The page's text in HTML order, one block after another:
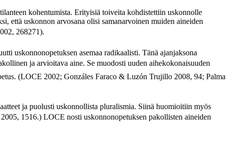
kohentumista. Erityisiä toiveita kohdistettiin uskonnolle
että uskonnon arvosana olisi samanarvoinen muiden aineiden
268271).
uskonnonopetuksen asemaa radikaalisti. Tänä ajanjaksona
ja arvioitava aine. Se muodosti uuden aihekokonaisuuden
(LOCE 2002; Gonzáles Faraco & Luzón Trujillo 2008, 94; Palma
ja puolusti uskonnollista pluralismia. Siinä huomioitiin myös
1516.) LOCE nosti uskonnonopetuksen pakollisten aineiden